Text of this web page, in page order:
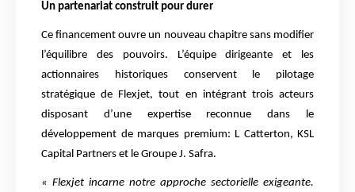
Un partenariat construit pour durer
Ce financement ouvre un nouveau chapitre sans modifier
l’équilibre des pouvoirs. L’équipe dirigeante et les
actionnaires historiques conservent le pilotage
stratégique de Flexjet, tout en intégrant trois acteurs
disposant d’une expertise reconnue dans le
développement de marques premium: L Catterton, KSL
Capital Partners et le Groupe J. Safra.
« Flexjet incarne notre approche sectorielle exigeante.